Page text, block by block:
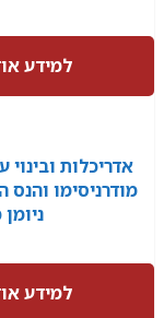
למידע
אדריכלות
מודרניסימו
למידע